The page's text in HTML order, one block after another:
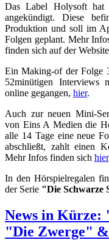
Das Label Holysoft hat
angekündigt. Diese
Produktion und soll im
Folgen geplant. Mehr
finden sich auf der
Ein Making-of der Folge
52minütigen Interviews
online gegangen, hier.
Auch zur neuen Mini-
von Eins A Medien die
alle 14 Tage eine neue
abschließt, zahlt einen
Mehr Infos finden sich hier
In den Hörspielregalen
der Serie "Die Schwarze
News in Kürze:
"Die Zwerge"